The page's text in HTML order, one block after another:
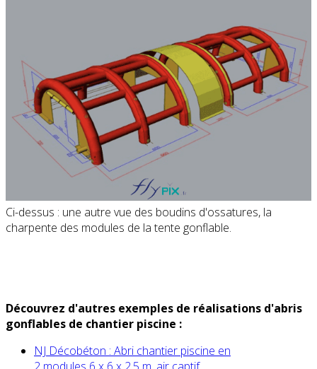
Ci-dessus : une autre vue des boudins d'ossatures, la
charpente des modules de la tente gonflable.
Découvrez d'autres exemples de réalisations d'abris
gonflables de chantier piscine :
NJ Décobéton : Abri chantier piscine en
2 modules 6 x 6 x 2.5 m, air captif